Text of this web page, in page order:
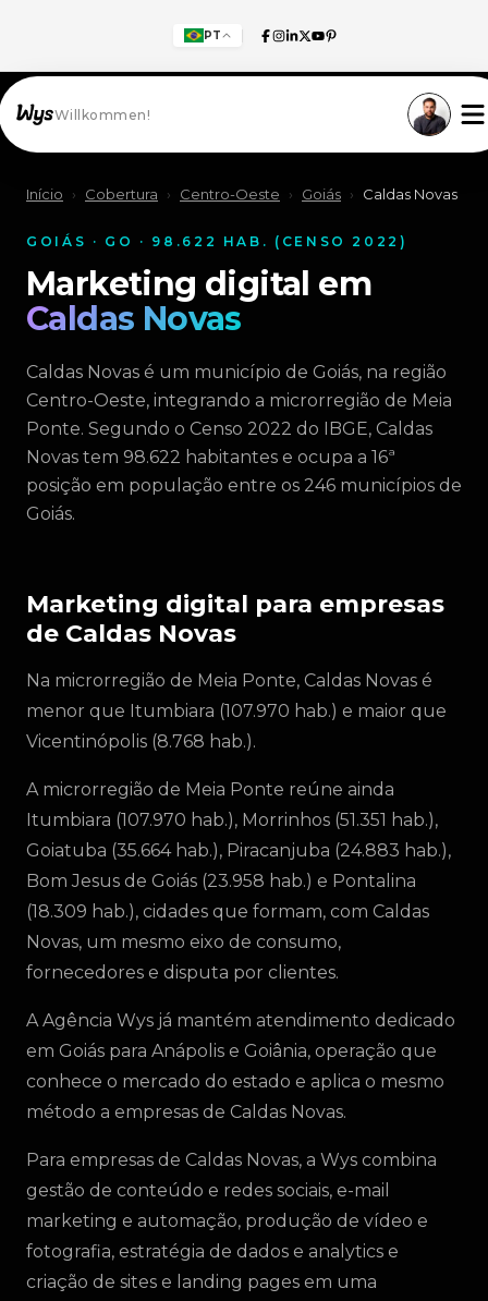
PT
Willkommen!
Início › Cobertura › Centro-Oeste › Goiás › Caldas Novas
GOIÁS · GO · 98.622 HAB. (CENSO 2022)
Marketing digital em
Caldas Novas
Caldas Novas é um município de Goiás, na região
Centro-Oeste, integrando a microrregião de Meia
Ponte. Segundo o Censo 2022 do IBGE, Caldas
Novas tem 98.622 habitantes e ocupa a 16ª
posição em população entre os 246 municípios de
Goiás.
Marketing digital para empresas
de Caldas Novas
Na microrregião de Meia Ponte, Caldas Novas é
menor que Itumbiara (107.970 hab.) e maior que
Vicentinópolis (8.768 hab.).
A microrregião de Meia Ponte reúne ainda
Itumbiara (107.970 hab.), Morrinhos (51.351 hab.),
Goiatuba (35.664 hab.), Piracanjuba (24.883 hab.),
Bom Jesus de Goiás (23.958 hab.) e Pontalina
(18.309 hab.), cidades que formam, com Caldas
Novas, um mesmo eixo de consumo,
fornecedores e disputa por clientes.
A Agência Wys já mantém atendimento dedicado
em Goiás para Anápolis e Goiânia, operação que
conhece o mercado do estado e aplica o mesmo
método a empresas de Caldas Novas.
Para empresas de Caldas Novas, a Wys combina
gestão de conteúdo e redes sociais, e-mail
marketing e automação, produção de vídeo e
fotografia, estratégia de dados e analytics e
criação de sites e landing pages em uma